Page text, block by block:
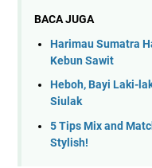
BACA JUGA
Harimau Sumatra
Kebun Sawit
Heboh, Bayi Laki-
Siulak
5 Tips Mix and
Stylish!